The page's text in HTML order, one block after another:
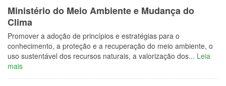
Ministério do Meio Ambiente e Mudança do
Clima
Promover a adoção de princípios e estratégias para o
conhecimento, a proteção e a recuperação do meio ambiente, o
uso sustentável dos recursos naturais, a valorização dos... Leia
mais